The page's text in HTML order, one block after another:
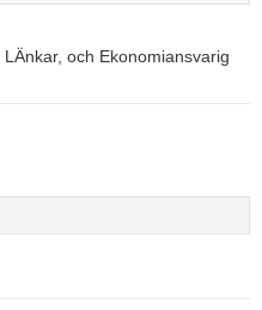
och Ekonomiansvarig